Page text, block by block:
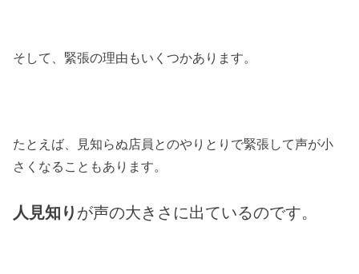
そして、緊張の理由もいくつかあります。
たとえば、見知らぬ店員とのやりとりで緊張して声が小
さくなることもあります。
人見知り が声の大きさに出ているのです。